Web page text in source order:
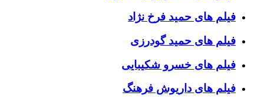
فیلم های حمید فرخ نژاد
فیلم های حمید گودرزی
فیلم های خسرو شکیبایی
فیلم های داریوش فرهنگ